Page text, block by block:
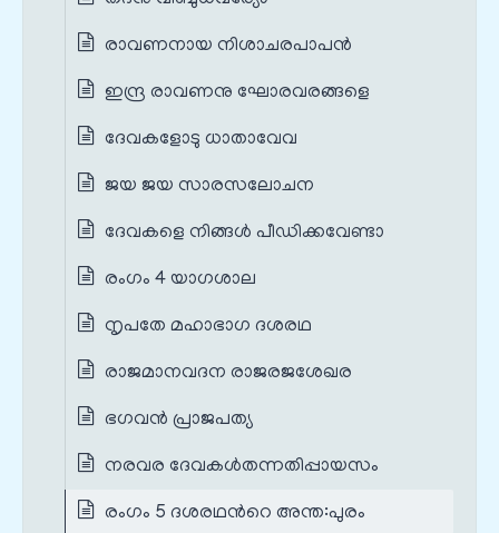
രാവണനായ നിശാചരപാപൻ
ഇന്ദ്ര രാവണനു ഘോരവരങ്ങളെ
ദേവകളോടു ധാതാവേവ
ജയ ജയ സാരസലോചന
ദേവകളെ നിങ്ങൾ‍ പീഡിക്കവേണ്ടാ
രംഗം 4 യാഗശാല
നൃപതേ മഹാഭാഗ ദശരഥ
രാജമാനവദന രാജരജശേഖര
ഭഗവൻ പ്രാജപത്യ
നരവര ദേവകൾതന്നതിപ്പായസം
രംഗം 5 ദശരഥന്‍റെ അന്ത:പുരം